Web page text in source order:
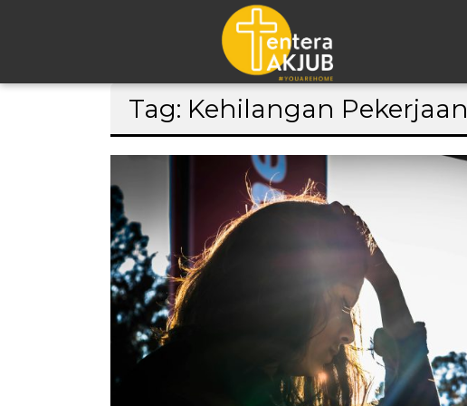
Lompat
Tag: Kehilangan Pekerjaan